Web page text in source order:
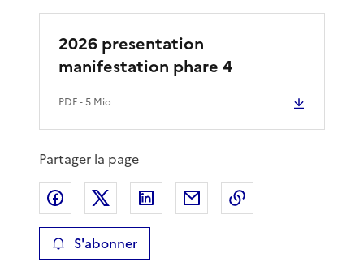
2026 presentation
manifestation phare 4
PDF- 5 Mio
Partager la page
Partager sur Facebook
Partager sur XPartager sur LinkedIn
Partager par email
S'abonner